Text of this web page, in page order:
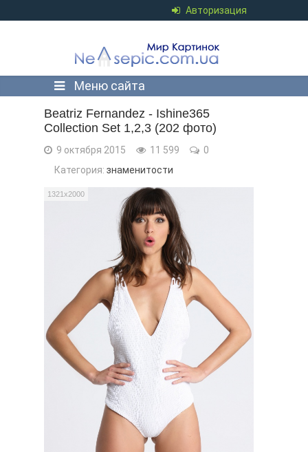
Авторизация
Меню сайта
Beatriz Fernandez - Ishine365
Collection Set 1,2,3 (202 фото)
9 октября 2015 11 599
0
Категория: знаменитости
1321x2000